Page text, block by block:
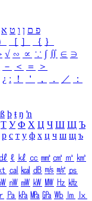
פ ם ן ו ט א
［ ］ ｛ ｝
√ ∽ ∝ ∵ ∫ ∬ ∈ ∋
－ ＜ ＝
＞
¿ ː ！ ＇ ， ． ／
：
ß þ ŧ ŋ ŉ
Т У Ф Х Ц Ч Ш Щ Ъ
р с т у ф х ц ч ш щ ъ
㎗ ℓ ㎘ ㏄ ㎣ ㎤ ㎥ ㎦
㎈ ㎉ ㏈ ㎧ ㎨ ㎰
㎻ ㎽ ㎾ ㎿ ㎐ ㎑
㎩ ㎪ ㎫ ㎬ ㏝ ㏐
㏓